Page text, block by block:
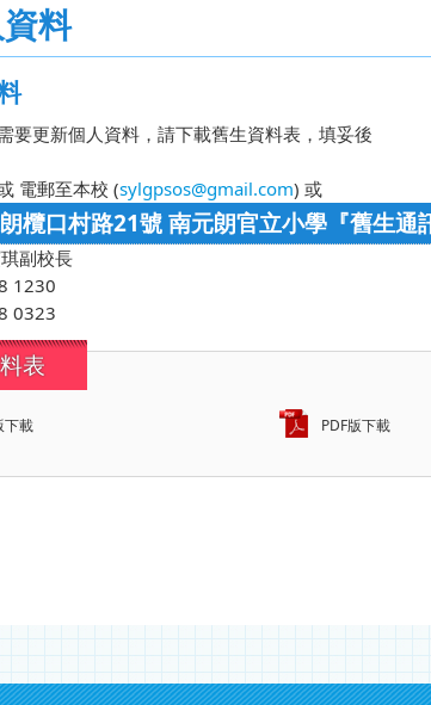
料
要更新個人資料，請下載舊生資料表，填妥後
電郵至本校 (sylgpsos@gmail.com) 或
欖口村路21號 南元朗官立小學『舊生通
副校長
1230
0323
表
下載 PDF版下載